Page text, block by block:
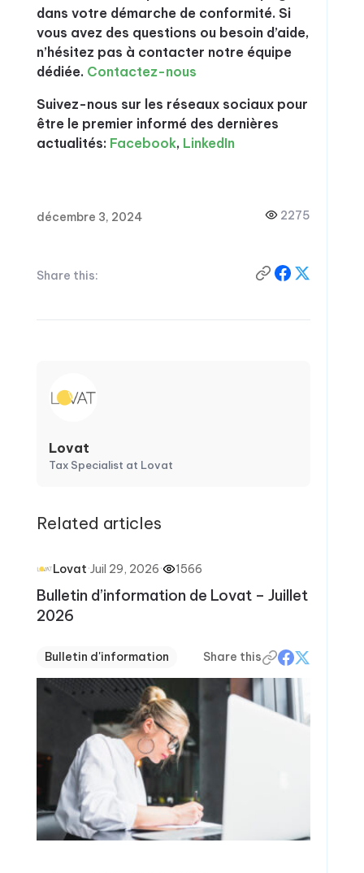
dans votre démarche de conformité. Si
vous avez des questions ou besoin d’aide,
n’hésitez pas à contacter notre équipe
dédiée. Contactez-nous
Suivez-nous sur les réseaux sociaux pour
être le premier informé des dernières
actualités: Facebook, LinkedIn
décembre 3, 2024 2275
Share this:
Lovat
Tax Specialist at Lovat
Related articles
Lovat·Juil 29, 2026· 1566
Bulletin d’information de Lovat – Juillet
2026
Bulletin d'information Share this